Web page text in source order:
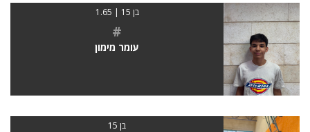
בן 15 | 1.65
#
עומר מימון
בן 15